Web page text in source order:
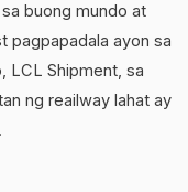
buong mundo at
pagpapadala ayon sa
LCL Shipment, sa
ng reailway lahat ay